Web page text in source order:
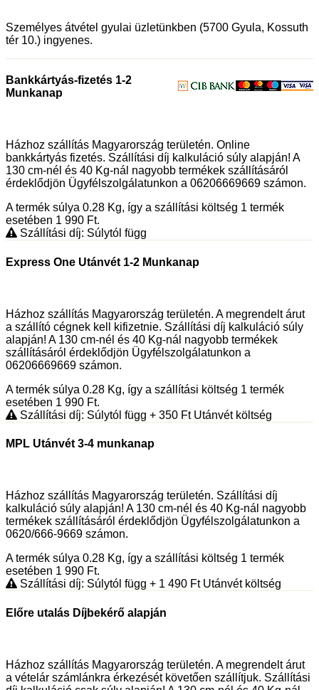
Személyes átvétel gyulai üzletünkben (5700 Gyula, Kossuth
tér 10.) ingyenes.
Bankkártyás-fizetés 1-2
Munkanap
Házhoz szállítás Magyarország területén. Online
bankkártyás fizetés. Szállítási díj kalkuláció súly alapján! A
130 cm-nél és 40 Kg-nál nagyobb termékek szállításáról
érdeklődjön Ügyfélszolgálatunkon a 06206669669 számon.
A termék súlya 0.28 Kg, így a szállítási költség 1 termék
esetében 1 990 Ft.
Szállítási díj: Súlytól függ
Express One Utánvét 1-2 Munkanap
Házhoz szállítás Magyarország területén. A megrendelt árut
a szállító cégnek kell kifizetnie. Szállítási díj kalkuláció súly
alapján! A 130 cm-nél és 40 Kg-nál nagyobb termékek
szállításáról érdeklődjön Ügyfélszolgálatunkon a
06206669669 számon.
A termék súlya 0.28 Kg, így a szállítási költség 1 termék
esetében 1 990 Ft.
Szállítási díj: Súlytól függ + 350 FtUtánvét költség
MPL Utánvét 3-4 munkanap
Házhoz szállítás Magyarország területén. Szállítási díj
kalkuláció súly alapján! A 130 cm-nél és 40 Kg-nál nagyobb
termékek szállításáról érdeklődjön Ügyfélszolgálatunkon a
0620/666-9669 számon.
A termék súlya 0.28 Kg, így a szállítási költség 1 termék
esetében 1 990 Ft.
Szállítási díj: Súlytól függ + 1 490 FtUtánvét költség
Előre utalás Díjbekérő alapján
Házhoz szállítás Magyarország területén. A megrendelt árut
a vételár számlánkra érkezését követően szállítjuk. Szállítási